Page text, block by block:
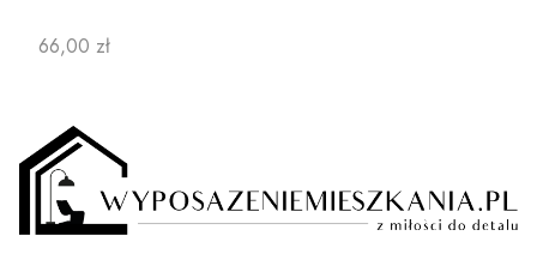
Cena
66,00 zł